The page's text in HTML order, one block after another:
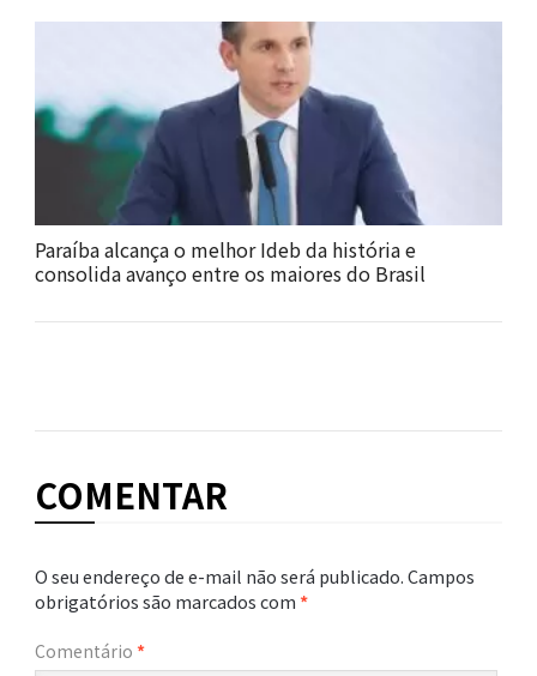
Paraíba alcança o melhor Ideb da história e
consolida avanço entre os maiores do Brasil
COMENTAR
O seu endereço de e-mail não será publicado.Campos
obrigatórios são marcados com*
Comentário *